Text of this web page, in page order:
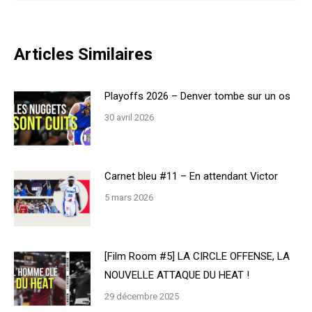
Articles Similaires
Playoffs 2026 – Denver tombe sur un os
30 avril 2026
Carnet bleu #11 – En attendant Victor
5 mars 2026
[Film Room #5] LA CIRCLE OFFENSE, LA
NOUVELLE ATTAQUE DU HEAT !
29 décembre 2025